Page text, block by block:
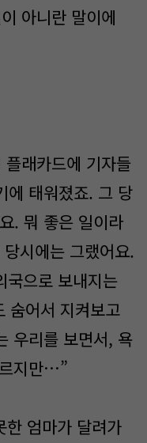
아니란 말이에
래카드에 기자들
에 태워졌죠. 그 당
. 뭐 좋은 일이라
시에는 그랬어요.
국으로 보내지는
숨어서 지켜보고
우리를 보면서, 욕
지만…”
엄마가 달려가